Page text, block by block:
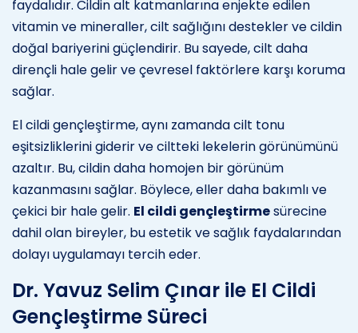
faydalıdır. Cildin alt katmanlarına enjekte edilen
vitamin ve mineraller, cilt sağlığını destekler ve cildin
doğal bariyerini güçlendirir. Bu sayede, cilt daha
dirençli hale gelir ve çevresel faktörlere karşı koruma
sağlar.
El cildi gençleştirme, aynı zamanda cilt tonu
eşitsizliklerini giderir ve ciltteki lekelerin görünümünü
azaltır. Bu, cildin daha homojen bir görünüm
kazanmasını sağlar. Böylece, eller daha bakımlı ve
çekici bir hale gelir. El cildi gençleştirmesürecine
dahil olan bireyler, bu estetik ve sağlık faydalarından
dolayı uygulamayı tercih eder.
Dr. Yavuz Selim Çınar ile El Cildi
Gençleştirme Süreci